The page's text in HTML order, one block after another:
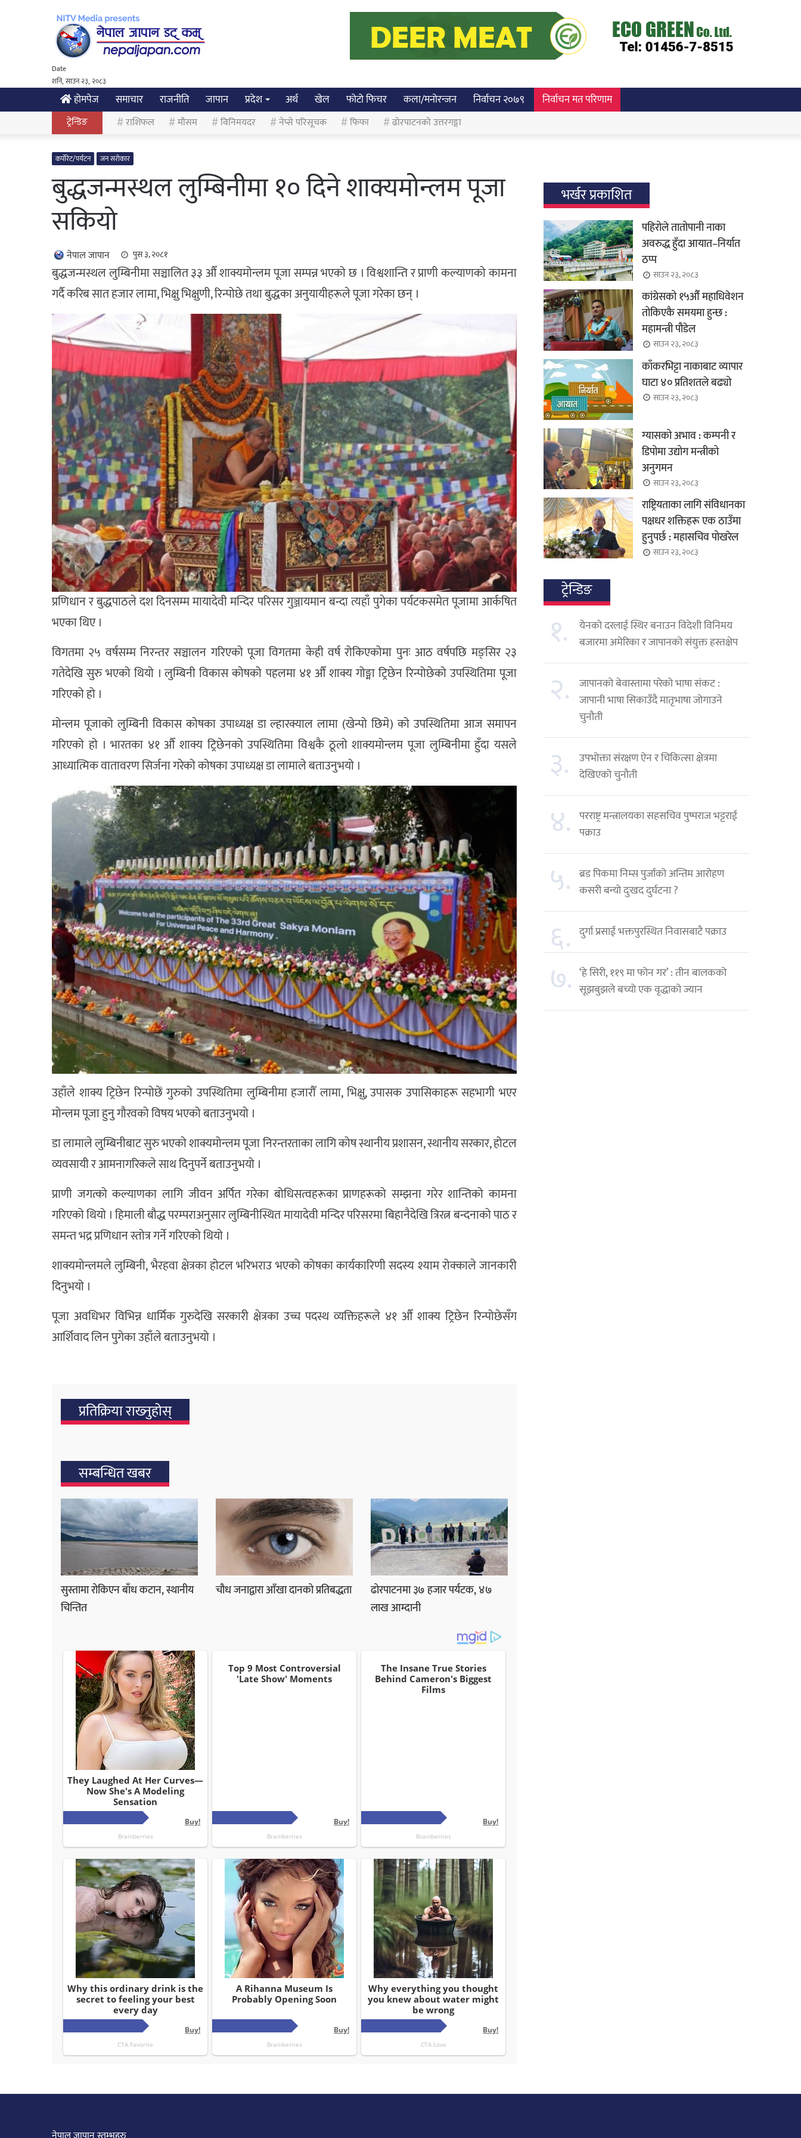
Date
शनि, साउन २३, २०८३
होमपेज समाचार राजनीति जापान प्रदेश अर्थ खेल फोटो फिचर कला/मनोरन्जन निर्वाचन २०७९ निर्वाचन मत परिणाम
ट्रेन्डिङ राशिफल मौसम विनिमयदर नेप्से परिसूचक फिफा ढोरपाटनको उत्तरगङ्गा
कर्पोरेट/पर्यटन जन सरोकार
बुद्धजन्मस्थल लुम्बिनीमा १० दिने शाक्यमोन्लम पूजा
सकियो
नेपाल जापान पुस ३, २०८१
बुद्धजन्मस्थल लुम्बिनीमा सञ्चालित ३३ औँ शाक्यमोन्लम पूजा सम्पन्न भएको छ । विश्वशान्ति र प्राणी कल्याणको कामना
गर्दै करिब सात हजार लामा, भिक्षु भिक्षुणी, रिन्पोछे तथा बुद्धका अनुयायीहरूले पूजा गरेका छन् ।
प्रणिधान र बुद्धपाठले दश दिनसम्म मायादेवी मन्दिर परिसर गुञ्जायमान बन्दा त्यहाँ पुगेका पर्यटकसमेत पूजामा आर्कषित
भएका थिए ।
विगतमा २५ वर्षसम्म निरन्तर सञ्चालन गरिएको पूजा विगतमा केही वर्ष रोकिएकोमा पुनः आठ वर्षपछि मङ्सिर २३
गतेदेखि सुरु भएको थियो । लुम्बिनी विकास कोषको पहलमा ४१ औँ शाक्य गोङ्मा ट्रिछेन रिन्पोछेको उपस्थितिमा पूजा
गरिएको हो ।
मोन्लम पूजाको लुम्बिनी विकास कोषका उपाध्यक्ष डा ल्हारक्याल लामा (खेन्पो छिमे) को उपस्थितिमा आज समापन
गरिएको हो । भारतका ४१ औँ शाक्य ट्रिछेनको उपस्थितिमा विश्वकै ठूलो शाक्यमोन्लम पूजा लुम्बिनीमा हुँदा यसले
आध्यात्मिक वातावरण सिर्जना गरेको कोषका उपाध्यक्ष डा लामाले बताउनुभयो ।
उहाँले शाक्य ट्रिछेन रिन्पोछें गुरुको उपस्थितिमा लुम्बिनीमा हजारौँ लामा, भिक्षु, उपासक उपासिकाहरू सहभागी भएर
मोन्लम पूजा हुनु गौरवको विषय भएको बताउनुभयो ।
डा लामाले लुम्बिनीबाट सुरु भएको शाक्यमोन्लम पूजा निरन्तरताका लागि कोष स्थानीय प्रशासन, स्थानीय सरकार, होटल
व्यवसायी र आमनागरिकले साथ दिनुपर्ने बताउनुभयो ।
प्राणी जगत्को कल्याणका लागि जीवन अर्पित गरेका बोधिसत्वहरूका प्राणहरूको सम्झना गरेर शान्तिको कामना
गरिएको थियो । हिमाली बौद्ध परम्पराअनुसार लुम्बिनीस्थित मायादेवी मन्दिर परिसरमा बिहानैदेखि त्रिरत्न बन्दनाको पाठ र
समन्त भद्र प्रणिधान स्तोत्र गर्ने गरिएको थियो ।
शाक्यमोन्लमले लुम्बिनी, भैरहवा क्षेत्रका होटल भरिभराउ भएको कोषका कार्यकारिणी सदस्य श्याम रोक्काले जानकारी
दिनुभयो ।
पूजा अवधिभर विभिन्न धार्मिक गुरुदेखि सरकारी क्षेत्रका उच्च पदस्थ व्यक्तिहरूले ४१ औँ शाक्य ट्रिछेन रिन्पोछेसँग
आर्शिवाद लिन पुगेका उहाँले बताउनुभयो ।
प्रतिक्रिया राख्‍नुहोस्
सम्बन्धित खबर
सुस्तामा रोकिएन बाँध कटान, स्थानीय
चिन्तित
चौध जनाद्वारा आँखा दानको प्रतिबद्धता
ढोरपाटनमा ३७ हजार पर्यटक, ४७
लाख आम्दानी
भर्खर प्रकाशित
पहिरोले तातोपानी नाका
अवरुद्ध हुँदा आयात–निर्यात
ठप्प
साउन २३, २०८३
कांग्रेसको १५औँ महाधिवेशन
तोकिएकै समयमा हुन्छ :
महामन्त्री पौडेल
साउन २३, २०८३
काँकरभिट्टा नाकाबाट व्यापार
घाटा ४० प्रतिशतले बढ्यो
साउन २३, २०८३
ग्यासको अभाव : कम्पनी र
डिपोमा उद्योग मन्त्रीको
अनुगमन
साउन २३, २०८३
राष्ट्रियताका लागि संविधानका
पक्षधर शक्तिहरू एक ठाउँमा
हुनुपर्छ : महासचिव पोखरेल
साउन २३, २०८३
ट्रेन्डिङ
१.
येनको दरलाई स्थिर बनाउन विदेशी विनिमय
बजारमा अमेरिका र जापानको संयुक्त हस्तक्षेप
२.
जापानको बेवास्तामा परेको भाषा संकट :
जापानी भाषा सिकाउँदै मातृभाषा जोगाउने
चुनौती
३.
उपभोक्ता संरक्षण ऐन र चिकित्सा क्षेत्रमा
देखिएको चुनौती
४. परराष्ट्र मन्त्रालयका सहसचिव पुष्पराज भट्टराई
पक्राउ
५. ब्रड पिकमा निम्स पुर्जाको अन्तिम आरोहण
कसरी बन्यो दुःखद दुर्घटना ?
६. दुर्गा प्रसाईं भक्तपुरस्थित निवासबाटै पक्राउ
७. ‘हे सिरी, ११९ मा फोन गर’ : तीन बालकको
सूझबुझले बच्यो एक वृद्धाको ज्यान